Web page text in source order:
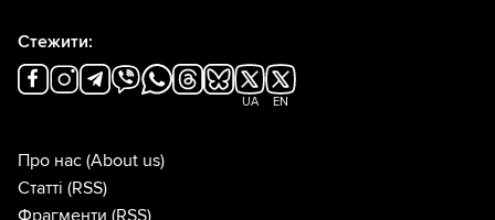
Стежити:
UA EN
Про нас (About us)
Статті (RSS)
Фрагменти (RSS)